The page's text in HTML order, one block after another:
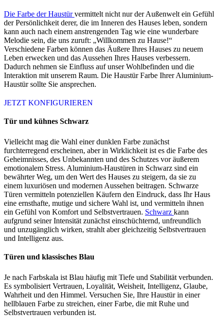
Die Farbe der Haustürvermittelt nicht nur der Außenwelt ein Gefühl
der Persönlichkeit derer, die im Inneren des Hauses leben, sondern
kann auch nach einem anstrengenden Tag wie eine wunderbare
Melodie sein, die uns zuruft: „Willkommen zu Hause!“
Verschiedene Farben können das Äußere Ihres Hauses zu neuem
Leben erwecken und das Aussehen Ihres Hauses verbessern.
Dadurch nehmen sie Einfluss auf unser Wohlbefinden und die
Interaktion mit unserem Raum. Die Haustür Farbe Ihrer Aluminium-
Haustür sollte Sie ansprechen.
JETZT KONFIGURIEREN
Tür und kühnes Schwarz
Vielleicht mag die Wahl einer dunklen Farbe zunächst
furchterregend erscheinen, aber in Wirklichkeit ist es die Farbe des
Geheimnisses, des Unbekannten und des Schutzes vor äußerem
emotionalem Stress. Aluminium-Haustüren in Schwarz sind ein
bewährter Weg, um den Wert des Hauses zu steigern, da sie zu
einem luxuriösen und modernen Aussehen beitragen. Schwarze
Türen vermitteln potenziellen Käufern den Eindruck, dass Ihr Haus
eine ernsthafte, mutige und sichere Wahl ist, und vermitteln ihnen
ein Gefühl von Komfort und Selbstvertrauen. Schwarz kann
aufgrund seiner Intensität zunächst einschüchternd, unfreundlich
und unzugänglich wirken, strahlt aber gleichzeitig Selbstvertrauen
und Intelligenz aus.
Türen und klassisches Blau
Je nach Farbskala ist Blau häufig mit Tiefe und Stabilität verbunden.
Es symbolisiert Vertrauen, Loyalität, Weisheit, Intelligenz, Glaube,
Wahrheit und den Himmel. Versuchen Sie, Ihre Haustür in einer
hellblauen Farbe zu streichen, einer Farbe, die mit Ruhe und
Selbstvertrauen verbunden ist.